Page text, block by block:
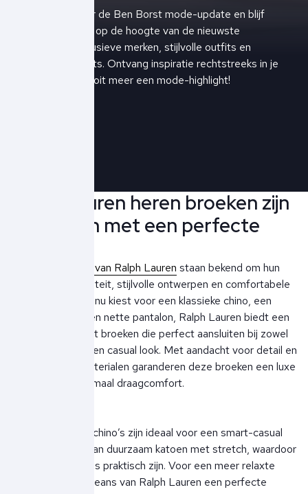
Schrijf je in voor de Ben Borst mode-update en blijf
altijd als eerste op de hoogte van de nieuwste
collecties, exclusieve merken, stijlvolle outfits en
upcoming events. Ontvang inspiratie rechtstreeks in je
inbox en mis nooit meer een mode-highlight!
Ralph Lauren heren broeken zijn
tijdloos en met een perfecte
De herenbroeken van Ralph Lauren staan bekend om hun
uitmuntende kwaliteit, stijlvolle ontwerpen en comfortabele
pasvormen. Of je nu kiest voor een klassieke chino, een
casual jeans of een nette pantalon, Ralph Lauren biedt een
breed assortiment broeken die perfect aansluiten bij zowel
een formele als een casual look. Met aandacht voor detail en
hoogwaardige materialen garanderen deze broeken een luxe
uitstraling en optimaal draagcomfort.
De Ralph Lauren chino’s zijn ideaal voor een smart-casual
stijl en gemaakt van duurzaam katoen met stretch, waardoor
ze zowel stijlvol als praktisch zijn. Voor een meer relaxte
uitstraling zijn de jeans van Ralph Lauren een perfecte